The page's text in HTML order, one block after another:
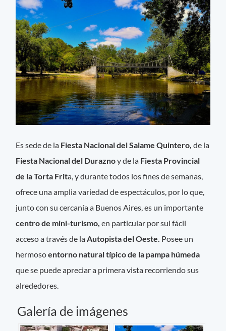
Es sede de la Fiesta Nacional del Salame Quintero, de la
Fiesta Nacional del Duraznoy de la Fiesta Provincial
de la Torta Frita, y durante todos los fines de semanas,
ofrece una amplia variedad de espectáculos, por lo que,
junto con su cercanía a Buenos Aires, es un importante
centro de mini-turismo, en particular por sul fácil
acceso a través de laAutopista del Oeste. Posee un
hermosoentorno natural típico de la pampa húmeda
que se puede apreciar a primera vista recorriendo sus
alrededores.
Galería de imágenes